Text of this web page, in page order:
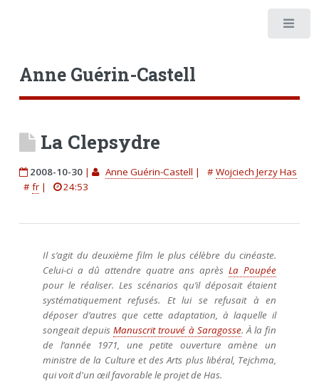
Anne Guérin-Castell
La Clepsydre
2008-10-30| Anne Guérin-Castell | #Wojciech Jerzy Has
#fr | 24:53
Il s’agit du deuxième film le plus célèbre du cinéaste.
Celui-ci a dû attendre quatre ans aprèsLa Poupée
pour le réaliser. Les scénarios qu’il déposait étaient
systématiquement refusés. Et lui se refusait à en
déposer d’autres que cette adaptation, à laquelle il
songeait depuisManuscrit trouvé à Saragosse. À la fin
de l’année 1971, une petite ouverture amène un
ministre de la Culture et des Arts plus libéral, Tejchma,
qui voit d'un œil favorable le projet de Has.